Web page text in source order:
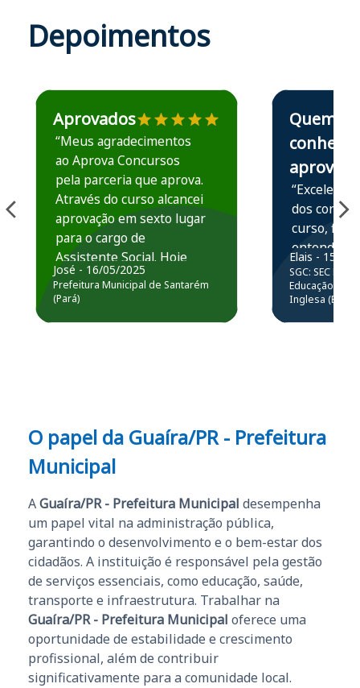
Depoimentos
Estudante José recomenda o Aprova Concursos em
Aprovados
“Meus agradecimentos
ao Aprova Concursos
pela parceria que aprova.
Através do curso alcancei
aprovação em sexto lugar
para o cargo de
Assistente Social. Hoje
estou atuando na
Prefeitura de Santarém.
José - 16/05/2025
Prefeitura Municipal de Santarém
(Pará)
Estudante Elais
Quem
conhece,
aprova
“Excelente
dos
curso,
entender e
prática
resolução
questões.”
Elais - 15/07/
SGC: SEC BA
Educação
Inglesa (Edital
O papel da Guaíra/PR - Prefeitura
Municipal
AGuaíra/PR - Prefeitura Municipal desempenha
um papel vital na administração pública,
garantindo o desenvolvimento e o bem-estar dos
cidadãos. A instituição é responsável pela gestão
de serviços essenciais, como educação, saúde,
transporte e infraestrutura. Trabalhar na
Guaíra/PR - Prefeitura Municipal oferece uma
oportunidade de estabilidade e crescimento
profissional, além de contribuir
significativamente para a comunidade local.